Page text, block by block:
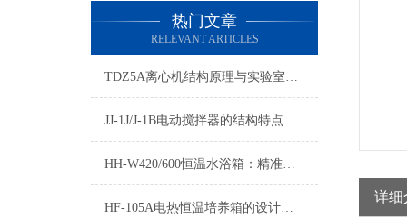
热门文章
RELEVANT ARTICLES
TDZ5A离心机结构原理与实验室常规应用详解
JJ-1J/J-1B电动搅拌器的结构特点与实验室搅拌应用
HH-W420/600恒温水浴箱：精准控温的实验室恒温解决方案
HF-105A电热恒温培养箱的设计原理与性能分析
详细